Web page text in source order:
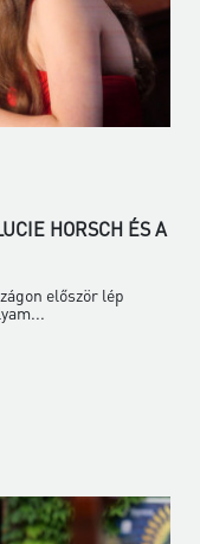
HORSCH ÉS A
először lép